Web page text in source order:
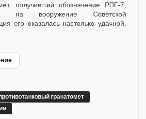
получивший обозначение РПГ-7,
на вооружение Советской
его оказалась настолько удачной,
гранатомет